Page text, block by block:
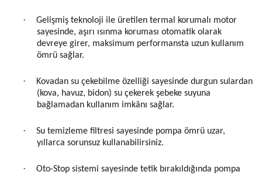
·
Gelişmiş teknoloji ile üretilen termal korumalı motor
sayesinde, aşırı ısınma koruması otomatik olarak
devreye girer, maksimum performansta uzun kullanım
ömrü sağlar.
·
Kovadan su çekebilme özelliği sayesinde durgun sulardan
(kova, havuz, bidon) su çekerek şebeke suyuna
bağlamadan kullanım imkânı sağlar.
·
Su temizleme filtresi sayesinde pompa ömrü uzar,
yıllarca sorunsuz kullanabilirsiniz.
·
Oto-Stop sistemi sayesinde tetik bırakıldığında pompa